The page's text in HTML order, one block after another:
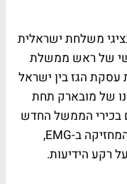
משלחת ישראלית
של ראש ממשלת
עסקת הגז בין ישראל
של מובארק תחת
בכירי הממשל החדש
במצרים. מניותיה של אמפל אמריקן המחזיקה ב-EMG,
רקע הידיעות.